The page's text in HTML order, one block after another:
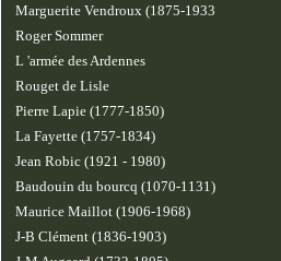
Marguerite Vendroux (1875-1933
Roger Sommer
L 'armée des Ardennes
Rouget de Lisle
Pierre Lapie (1777-1850)
La Fayette (1757-1834)
Jean Robic (1921 - 1980)
Baudouin du bourcq (1070-1131)
Maurice Maillot (1906-1968)
J-B Clément (1836-1903)